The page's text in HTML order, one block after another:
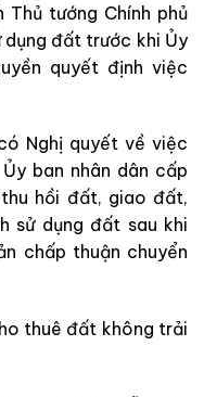
tướng Chính phủ
dụng đất trước khi Ủy
quyết định việc
Nghị quyết về việc
ban nhân dân cấp
hồi đất, giao đất,
sử dụng đất sau khi
chấp thuận chuyển
thuê đất không trải